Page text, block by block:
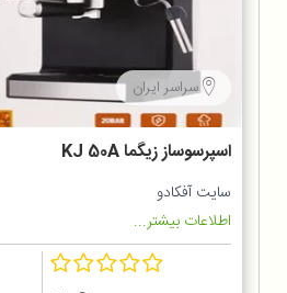
سراسر ایران
اسپرسوساز زیگما KJ 50A
سایت آفکادو
اطلاعات بیشتر...